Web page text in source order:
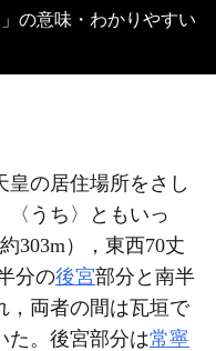
皇の居住場所をさし
〈うち〉ともいっ
303m），東西70丈
分の後宮部分と南半
，両者の間は瓦垣で
た。後宮部分は常寧